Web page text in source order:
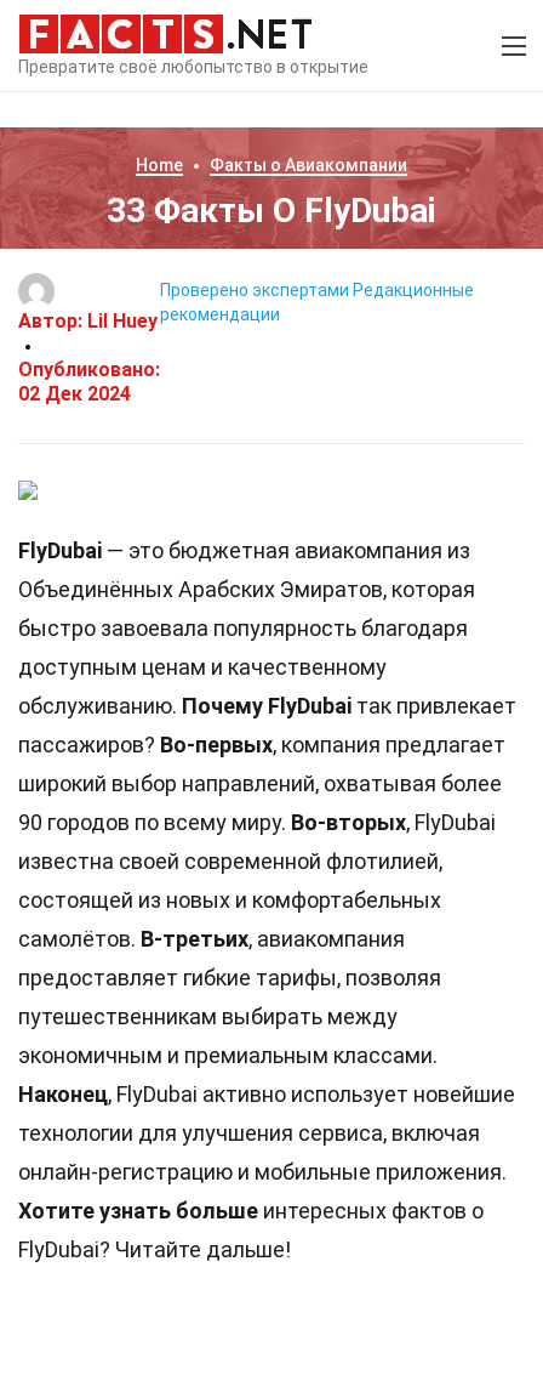
Превратите своё любопытство в открытие
Home Факты о Авиакомпании
33 Факты О FlyDubai
Автор: Lil Huey
Опубликовано:
02 Дек 2024
Проверено экспертами Редакционные
рекомендации
FlyDubai — это бюджетная авиакомпания из
Объединённых Арабских Эмиратов, которая
быстро завоевала популярность благодаря
доступным ценам и качественному
обслуживанию. Почему FlyDubai так привлекает
пассажиров? Во-первых, компания предлагает
широкий выбор направлений, охватывая более
90 городов по всему миру. Во-вторых, FlyDubai
известна своей современной флотилией,
состоящей из новых и комфортабельных
самолётов. В-третьих, авиакомпания
предоставляет гибкие тарифы, позволяя
путешественникам выбирать между
экономичным и премиальным классами.
Наконец, FlyDubai активно использует новейшие
технологии для улучшения сервиса, включая
онлайн-регистрацию и мобильные приложения.
Хотите узнать больше интересных фактов о
FlyDubai? Читайте дальше!